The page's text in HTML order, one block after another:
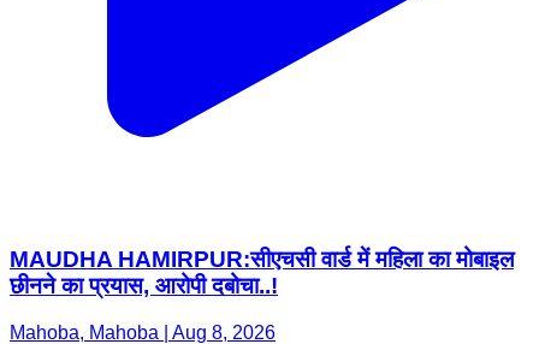
MAUDHA HAMIRPUR:सीएचसी वार्ड में महिला का मोबाइल
छीनने का प्रयास, आरोपी दबोचा..!
Mahoba, Mahoba | Aug 8, 2026